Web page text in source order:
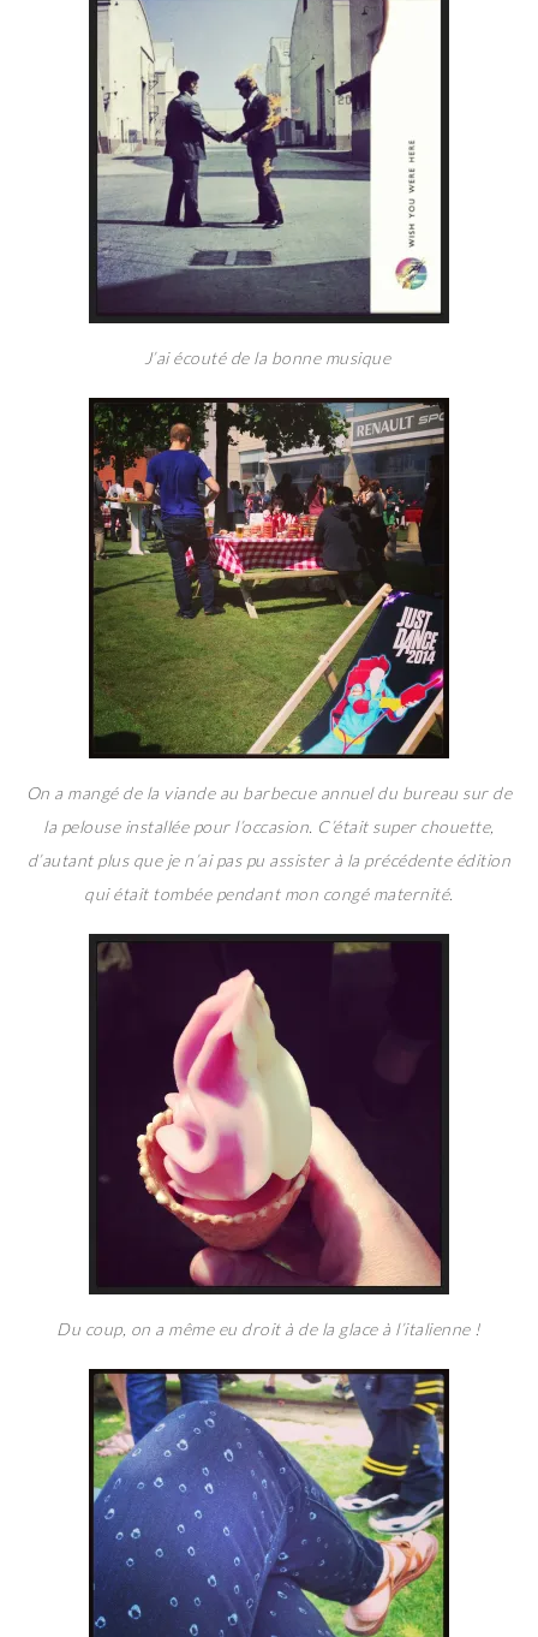
J’ai écouté de la bonne musique
On a mangé de la viande au barbecue annuel du bureau sur de
la pelouse installée pour l’occasion. C’était super chouette,
d’autant plus que je n’ai pas pu assister à la précédente édition
qui était tombée pendant mon congé maternité.
Du coup, on a même eu droit à de la glace à l’italienne !